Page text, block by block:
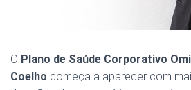
O Plano de Saúde Corporativo
Coelho começa a aparecer com